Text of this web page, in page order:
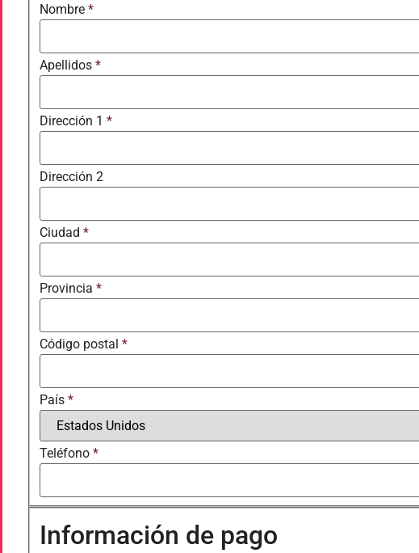
Nombre *
Apellidos *
Dirección 1 *
Dirección 2
Ciudad *
Provincia *
Código postal *
País *
Teléfono *
Información de pago